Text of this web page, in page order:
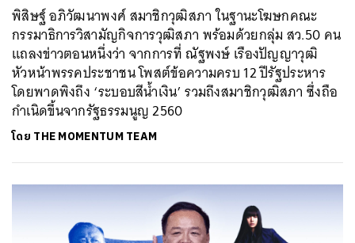
พิสิษฐ์ อภิวัฒนาพงศ์ สมาชิกวุฒิสภา ในฐานะโฆษกคณะ
กรรมาธิการวิสามัญกิจการวุฒิสภา พร้อมด้วยกลุ่ม สว.50 คน
แถลงข่าวตอนหนึ่งว่า จากการที่ ณัฐพงษ์ เรืองปัญญาวุฒิ
หัวหน้าพรรคประชาชน โพสต์ข้อความครบ 12 ปีรัฐประหาร
โดยพาดพิงถึง ‘ระบอบสีน้ำเงิน’ รวมถึงสมาชิกวุฒิสภา ซึ่งถือ
กำเนิดขึ้นจากรัฐธรรมนูญ 2560
โดย THE MOMENTUM TEAM